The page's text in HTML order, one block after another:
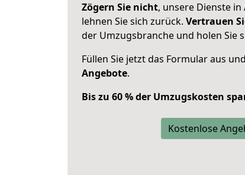
Zögern Sie nicht, unsere Dienste
lehnen Sie sich zurück. Vertrauen
der Umzugsbranche und holen Sie
Füllen Sie jetzt das Formular aus und
Angebote.
Bis zu 60 % der Umzugskosten
Kostenlose